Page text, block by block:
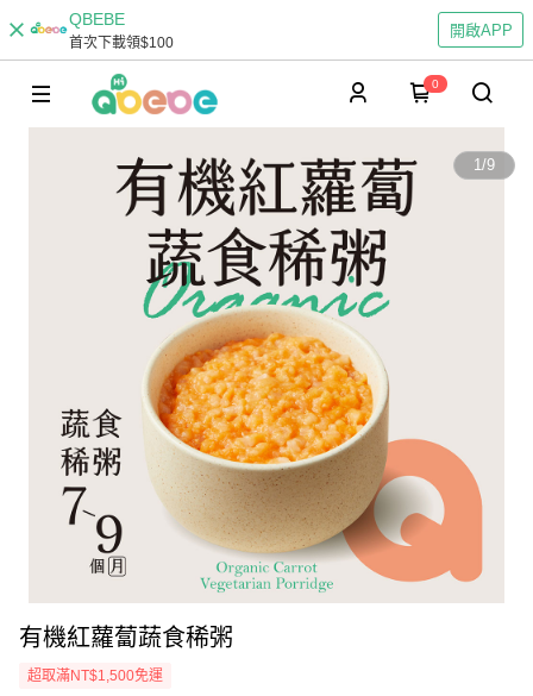
QBEBE
首次下載領$100
開啟APP
0
1/9
有機紅蘿蔔蔬食稀粥
超取滿NT$1,500免運